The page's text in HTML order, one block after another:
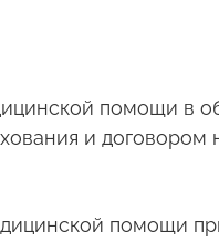
помощи в
и
помощи